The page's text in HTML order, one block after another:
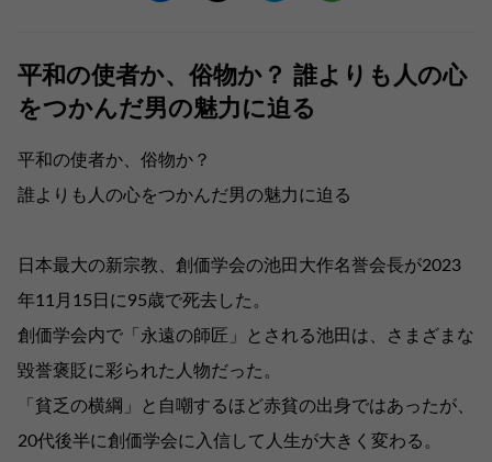
平和の使者か、俗物か？ 誰よりも人の心
をつかんだ男の魅力に迫る
平和の使者か、俗物か？
誰よりも人の心をつかんだ男の魅力に迫る
日本最大の新宗教、創価学会の池田大作名誉会長が2023
年11月15日に95歳で死去した。
創価学会内で「永遠の師匠」とされる池田は、さまざまな
毀誉褒貶に彩られた人物だった。
「貧乏の横綱」と自嘲するほど赤貧の出身ではあったが、
20代後半に創価学会に入信して人生が大きく変わる。